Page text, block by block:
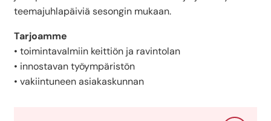
teemajuhlapäiviä sesongin mukaan.
Tarjoamme
• toimintavalmiin keittiön ja ravintolan
• innostavan työympäristön
• vakiintuneen asiakaskunnan